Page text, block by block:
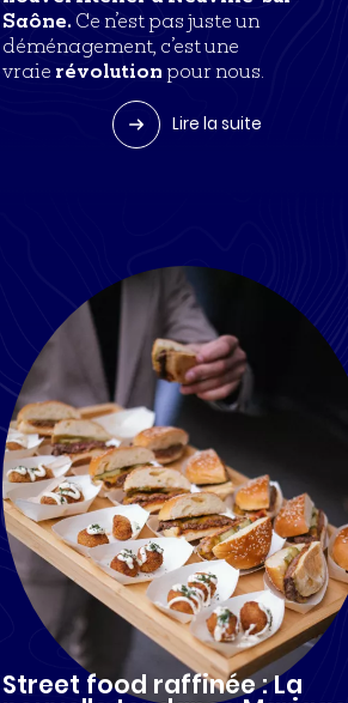
Saône. Ce n’est pas juste un
déménagement, c’est une
vraie révolution pour nous.
Lire la suite
Street food raffinée : La